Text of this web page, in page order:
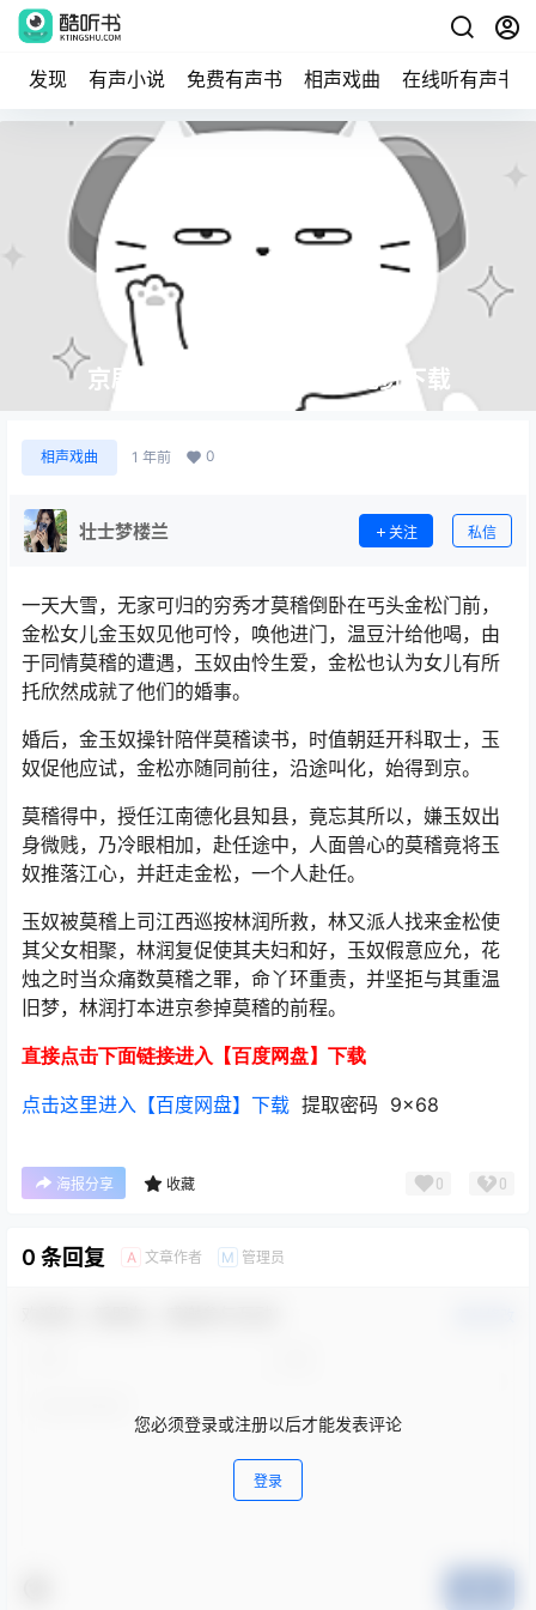
发现 有声小说 免费有声书 相声戏曲 在线听有声书
京剧《金玉奴》全剧MP3免费下载
相声戏曲 1 年前 0
壮士梦楼兰 关注 私信
一天大雪，无家可归的穷秀才莫稽倒卧在丐头金松门前，
金松女儿金玉奴见他可怜，唤他进门，温豆汁给他喝，由
于同情莫稽的遭遇，玉奴由怜生爱，金松也认为女儿有所
托欣然成就了他们的婚事。
婚后，金玉奴操针陪伴莫稽读书，时值朝廷开科取士，玉
奴促他应试，金松亦随同前往，沿途叫化，始得到京。
莫稽得中，授任江南德化县知县，竟忘其所以，嫌玉奴出
身微贱，乃冷眼相加，赴任途中，人面兽心的莫稽竟将玉
奴推落江心，并赶走金松，一个人赴任。
玉奴被莫稽上司江西巡按林润所救，林又派人找来金松使
其父女相聚，林润复促使其夫妇和好，玉奴假意应允，花
烛之时当众痛数莫稽之罪，命丫环重责，并坚拒与其重温
旧梦，林润打本进京参掉莫稽的前程。
直接点击下面链接进入【百度网盘】下载
点击这里进入【百度网盘】下载 提取密码 9×68
海报分享 收藏 0 0
0 条回复 A 文章作者 M 管理员
您必须登录或注册以后才能发表评论
登录